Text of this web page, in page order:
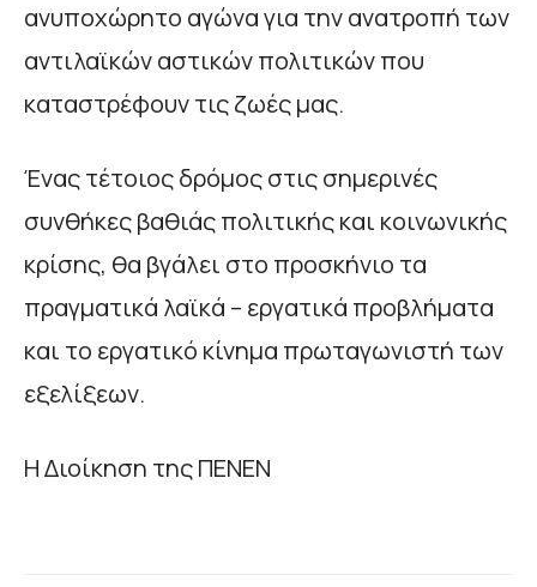
ανυποχώρητο αγώνα για την ανατροπή των
αντιλαϊκών αστικών πολιτικών που
καταστρέφουν τις ζωές μας.
Ένας τέτοιος δρόμος στις σημερινές
συνθήκες βαθιάς πολιτικής και κοινωνικής
κρίσης, θα βγάλει στο προσκήνιο τα
πραγματικά λαϊκά – εργατικά προβλήματα
και το εργατικό κίνημα πρωταγωνιστή των
εξελίξεων.
Η Διοίκηση της ΠΕΝΕΝ